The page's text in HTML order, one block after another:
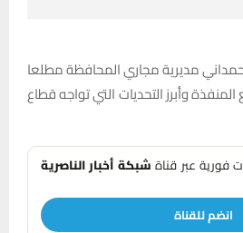
مديرية مجاري المحافظة مطلعا
وأبرز التحديات التي تواجه قطاع
فورية عبر قناةشبكة أخبار الناصرية
انضم للقناة